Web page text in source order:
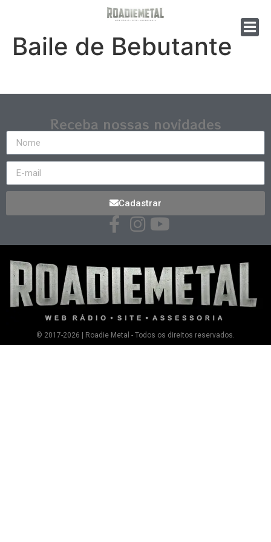
Baile de Bebutante
Receba nossas novidades
Cadastrar
© 2017-2026 | Roadie Metal - Todos os direitos reservados.